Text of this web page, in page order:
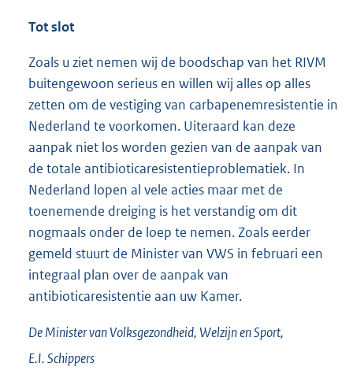
aanpak dat de Minister van VWS in februari 2015
aan uw Kamer zal sturen.
Tot slot
Zoals u ziet nemen wij de boodschap van het RIVM
buitengewoon serieus en willen wij alles op alles
zetten om de vestiging van carbapenemresistentie in
Nederland te voorkomen. Uiteraard kan deze
aanpak niet los worden gezien van de aanpak van
de totale antibioticaresistentieproblematiek. In
Nederland lopen al vele acties maar met de
toenemende dreiging is het verstandig om dit
gemeld stuurt de Minister van VWS in februari een
integraal plan over de aanpak van